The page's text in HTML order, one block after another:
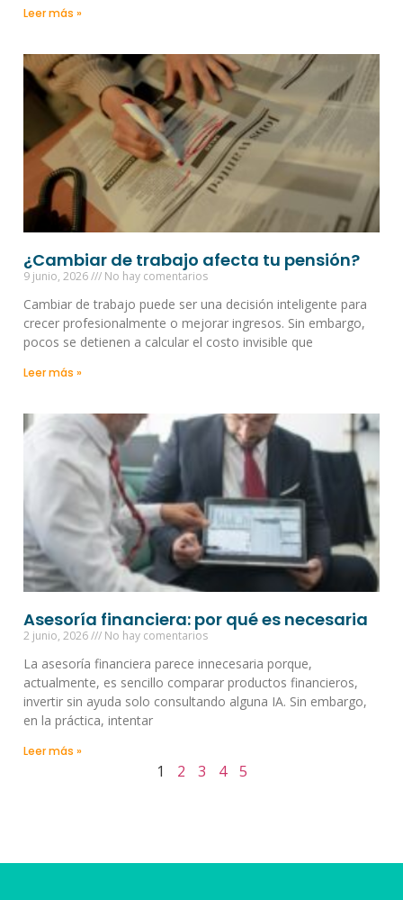
Leer más »
¿Cambiar de trabajo afecta tu pensión?
9 junio, 2026 No hay comentarios
Cambiar de trabajo puede ser una decisión inteligente para
crecer profesionalmente o mejorar ingresos. Sin embargo,
pocos se detienen a calcular el costo invisible que
Leer más »
Asesoría financiera: por qué es necesaria
2 junio, 2026 No hay comentarios
La asesoría financiera parece innecesaria porque,
actualmente, es sencillo comparar productos financieros,
invertir sin ayuda solo consultando alguna IA. Sin embargo,
en la práctica, intentar
Leer más »
1 2 3 4 5